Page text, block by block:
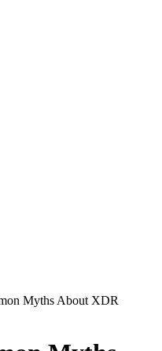
Myths About XDR